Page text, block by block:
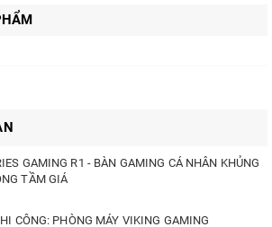
GAMING R1 - BÀN GAMING CÁ NHÂN KHỦNG
TẦM GIÁ
CÔNG: PHÒNG MÁY VIKING GAMING